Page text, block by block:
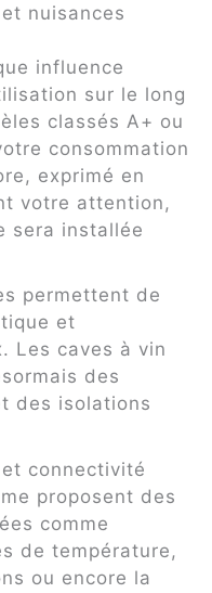
nuisances
influence
sur le long
classés A+ ou
consommation
exprimé en
votre attention,
sera installée
permettent de
et
Les caves à vin
des
des isolations
connectivité
proposent des
comme
de température,
ou encore la